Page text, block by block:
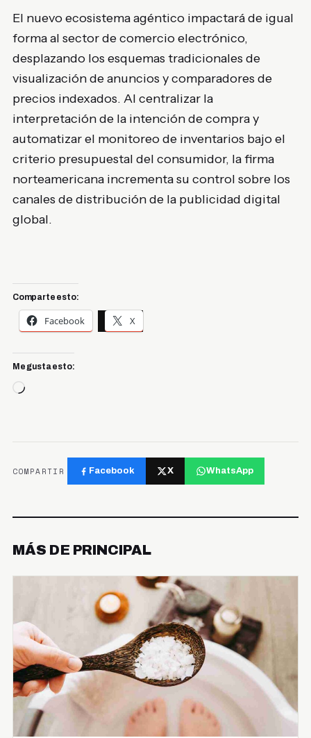
El nuevo ecosistema agéntico impactará de igual
forma al sector de comercio electrónico,
desplazando los esquemas tradicionales de
visualización de anuncios y comparadores de
precios indexados. Al centralizar la
interpretación de la intención de compra y
automatizar el monitoreo de inventarios bajo el
criterio presupuestal del consumidor, la firma
norteamericana incrementa su control sobre los
canales de distribución de la publicidad digital
global.
Comparte esto:
Facebook X
Me gusta esto:
Cargando...
COMPARTIR Facebook X WhatsApp
MÁS DE PRINCIPAL